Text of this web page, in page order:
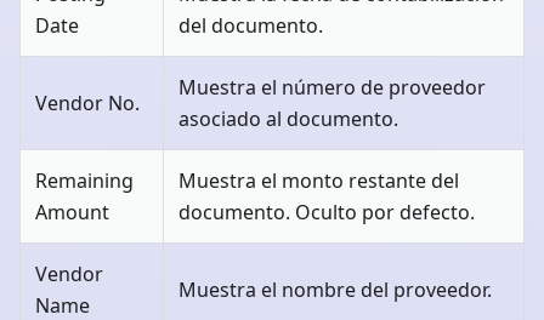
Date
del documento.
Vendor No.
Muestra el número de proveedor
asociado al documento.
Remaining
Amount
Muestra el monto restante del
documento. Oculto por defecto.
Vendor
Name
Muestra el nombre del proveedor.